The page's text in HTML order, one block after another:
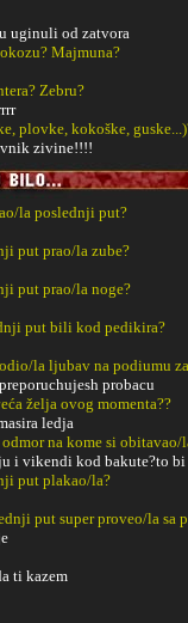
uginuli od zatvora
Majmuna?
Zebru?
plovke, kokoške,
zivine!!!!
la poslednji put?
put prao/la zube?
put prao/la noge?
put bili kod pedikira?
la ljubav na podiumu
probacu
želja ovog momenta??
ledja
na kome si obitavao/
i vikendi kod bakute?to
put plakao/la?
put super proveo/la sa
ti kazem